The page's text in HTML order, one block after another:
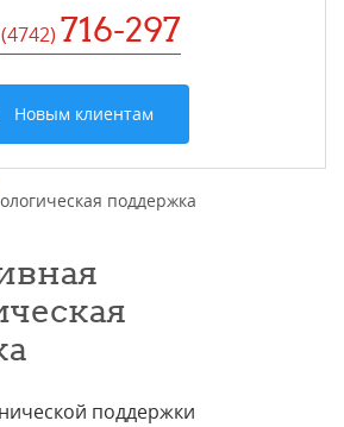
) 716-297
Новым клиентам
поддержка
поддержки